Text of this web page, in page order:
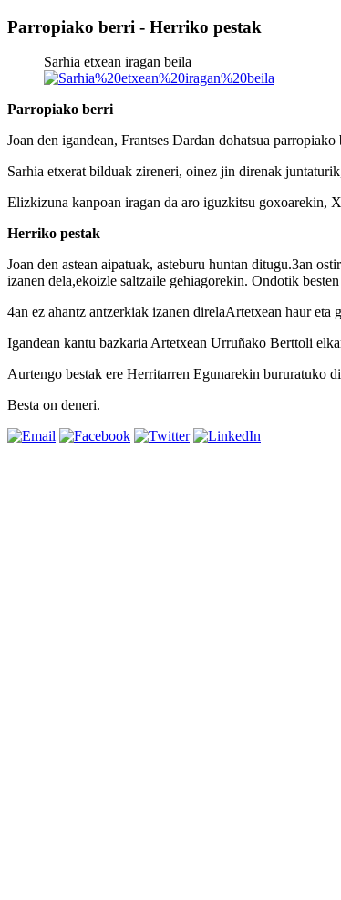
Parropiako berri - Herriko pestak
Sarhia etxean iragan beila
Parropiako berri
Joan den igandean, Frantses Dardan dohatsua
Sarhia etxerat bilduak zireneri, oinez jin direnak
Elizkizuna kanpoan iragan da aro iguzkitsu goxoarekin,
Herriko pestak
Joan den astean aipatuak, asteburu huntan ditugu.3an
izanen dela,ekoizle saltzaile gehiagorekin. Ondotik
4an ez ahantz antzerkiak izanen direlaArtetxean haur
Igandean kantu bazkaria Artetxean Urruñako Berttoli
Aurtengo bestak ere Herritarren Egunarekin bururatuko
Besta on deneri.